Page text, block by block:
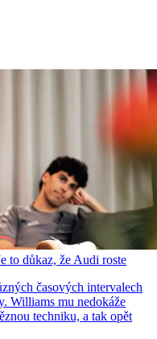
to důkaz, že Audi roste
časových intervalech
Williams mu nedokáže
techniku, a tak opět